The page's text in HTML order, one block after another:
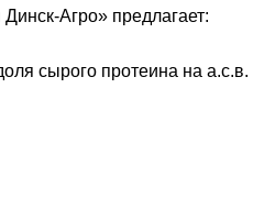
Агро» предлагает:
сырого протеина на а.с.в.